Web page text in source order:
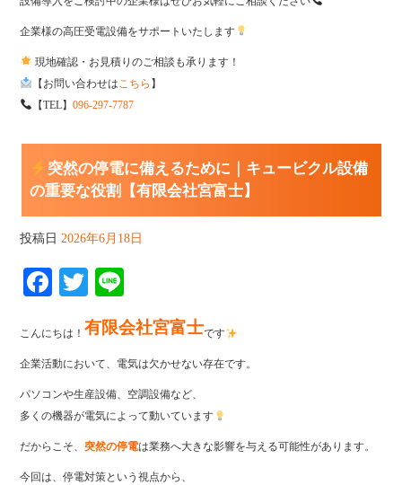
企業様の高圧受電設備をサポートいたします
現地確認・お見積りのご相談も承ります！
【お問い合わせはこちら 】
【TEL】096-297-7787
突然の停電に備えるために｜キュービクル設備
の重要な役割【有限会社宮富士】
投稿日 2026年6月18日
Fa
bo
ok
T
wi
tte
r
ne
こんにちは！有限会社宮富士です
企業活動において、電気は欠かせない存在です。
パソコンや生産設備、空調設備など、
多くの機器が電気によって動いています
だからこそ、突然の停電は業務へ大きな影響を与える可能性があります。
今回は、停電対策という視点から、